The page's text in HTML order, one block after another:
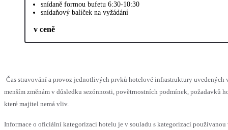
snídaně formou bufetu 6:30-10:30
snídaňový balíček na vyžádání
v ceně
Čas stravování a provoz jednotlivých prvků hotelové infrastruktury uvedených
menším změnám v důsledku sezónnosti, povětrnostních podmínek, požadavků
které majitel nemá vliv.
Informace o oficiální kategorizaci hotelu je v souladu s kategorizací používanou